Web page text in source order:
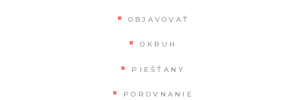
OBJAVOVAŤ
OKRUH
PIEŠŤANY
POROVNANIE